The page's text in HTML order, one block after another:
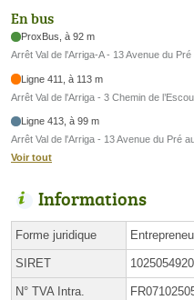
En bus
ProxBus, à 92 m
Arrêt Val de l'Arriga-A - 13 Avenue du
Ligne 411, à 113 m
Arrêt Val de l'Arriga - 3 Chemin de
Ligne 413, à 99 m
Arrêt Val de l'Arriga - 13 Avenue du Pré
Voir tout
Informations
Forme juridique
SIRET
N° TVA Intra.